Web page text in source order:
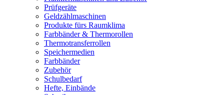
Prüfgeräte
Geldzählmaschinen
Produkte fürs Raumklima
Farbbänder & Thermorollen
Thermotransferrollen
Speichermedien
Farbbänder
Zubehör
Schulbedarf
Hefte, Einbände